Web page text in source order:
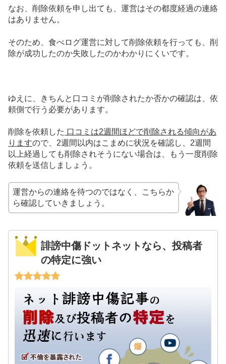
なお、削除依頼を申し出ても、運営はその都度経過の連絡
はありません。
そのため、食べログ運営に対して削除依頼を行っても、削
除が成功したのか失敗したのかわかりにくいです。
ゆえに、きちんと口コミが削除されたか否かの確認は、依
頼側で行う必要があります。
削除を依頼した 口コミは2週間ほどで削除される傾向があ
りますので、2週間以内はこまめに状況を確認し、2週間
以上経過しても削除されそうにない場合は、もう一度削除
依頼を送信しましょう。
運営からの連絡を待つのではなく、こちらか
ら確認していきましょう。
誹謗中傷ドットネットなら、投稿者
の特定に強い